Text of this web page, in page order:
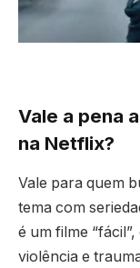
Vale a pena
na Netflix?
Vale para quem
tema com
é um filme
violência e